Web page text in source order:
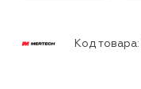
Код товара: